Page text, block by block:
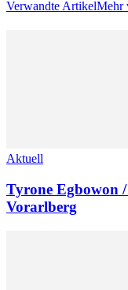
Verwandte ArtikelMehr
Aktuell
Tyrone Egbowon
Vorarlberg